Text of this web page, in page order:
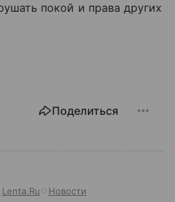
покой и права других
Поделиться
Lenta.Ru Новости